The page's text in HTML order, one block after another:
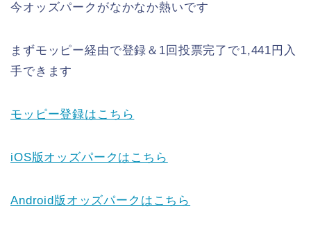
今オッズパークがなかなか熱いです
まずモッピー経由で登録＆1回投票完了で1,441円入
手できます
モッピー登録はこちら
iOS版オッズパークはこちら
Android版オッズパークはこちら